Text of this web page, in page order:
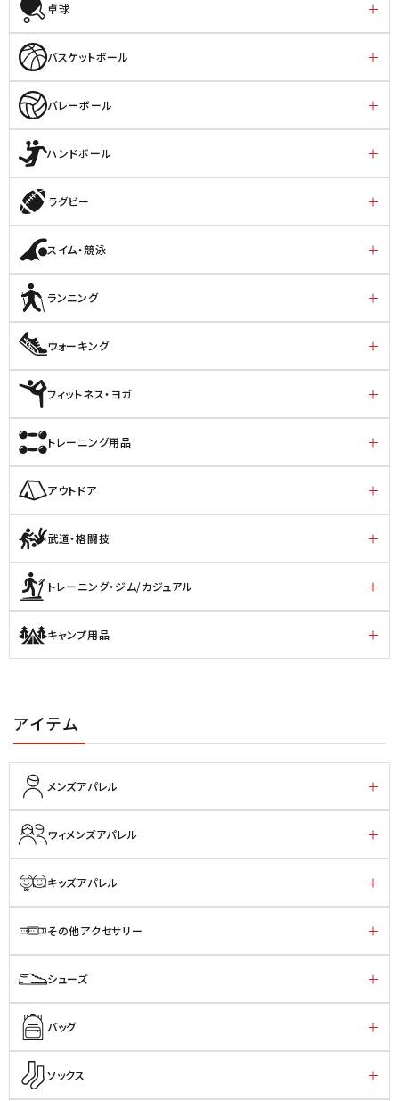
卓球
バスケットボール
バレーボール
ハンドボール
ラグビー
スイム・競泳
ランニング
ウォーキング
フィットネス・ヨガ
トレーニング用品
アウトドア
武道・格闘技
トレーニング・ジム/カジュアル
キャンプ用品
アイテム
メンズアパレル
ウィメンズアパレル
キッズアパレル
その他アクセサリー
シューズ
バッグ
ソックス